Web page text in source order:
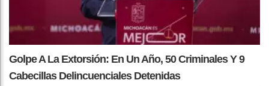
Golpe A La Extorsión: En Un Año, 50 Criminales Y 9
Cabecillas Delincuenciales Detenidas